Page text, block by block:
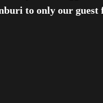
to only our guest